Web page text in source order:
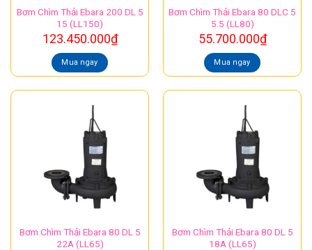
Bơm Chìm Thải Ebara 200 DL 5
15 (LL150)
123.450.000₫
Mua ngay
Bơm Chìm Thải Ebara 80 DLC 5
5.5 (LL80)
55.700.000₫
Mua ngay
Bơm Chìm Thải Ebara 80 DL 5
22A (LL65)
Bơm Chìm Thải Ebara 80 DL 5
18A (LL65)